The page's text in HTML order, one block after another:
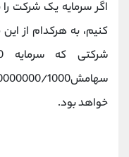
کنیم، به هرکدام از
خواهد بود.